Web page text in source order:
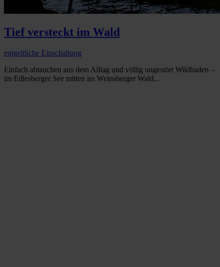
Tief versteckt im Wald
entgeltliche Einschaltung
Einfach abtauchen aus dem Alltag und völlig ungestört Wildbaden –
im Edlesberger See mitten im Weinsberger Wald...